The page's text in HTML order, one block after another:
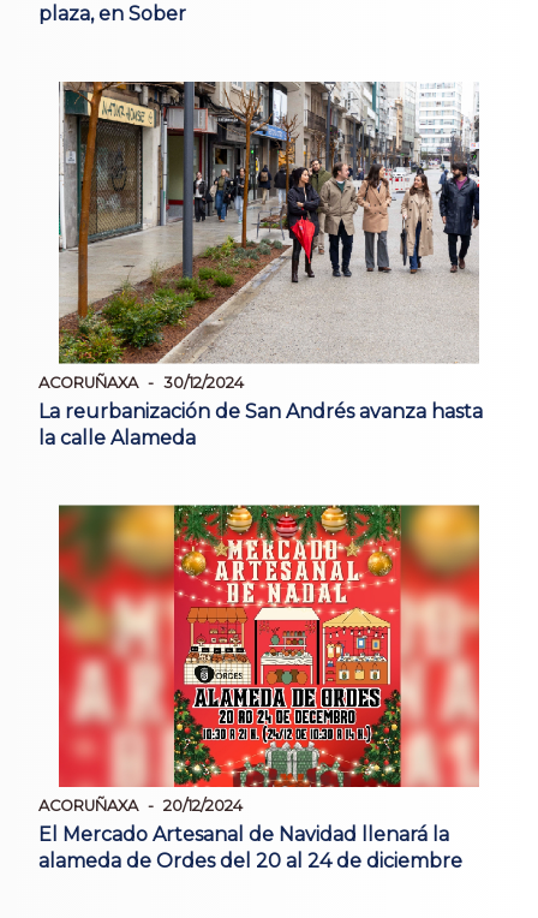
plaza, en Sober
ACORUÑAXA 30/12/2024
La reurbanización de San Andrés avanza hasta
la calle Alameda
ACORUÑAXA 20/12/2024
El Mercado Artesanal de Navidad llenará la
alameda de Ordes del 20 al 24 de diciembre